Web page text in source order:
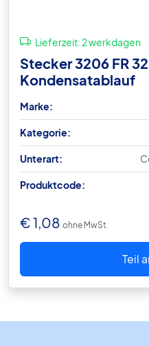
Lieferzeit:2 werkdagen
Stecker 3206 FR
Kondensatablauf
Marke:
Kategorie:
Unterart:
Produktcode:
€1,08 ohne MwSt.
Teil